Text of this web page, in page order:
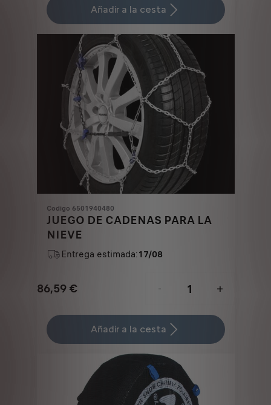
134,84
€
updated
1
Añadir a la cesta
Codigo 6501940480
JUEGO DE CADENAS PARA LA
NIEVE
Entrega estimada:17/08
86,59 €
Price
86,59
-
+
Quantity
updated
Añadir a la cesta